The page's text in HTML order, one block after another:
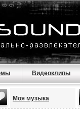
Видеоклипы
Моя музыка